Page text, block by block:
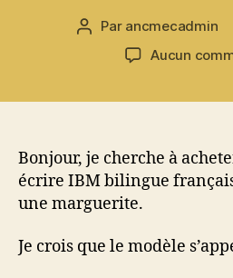
Auteur
l’article
Par ancmecadmin
Aucun
Bonjour, je cherche à
écrire IBM bilingue
une marguerite.
Je crois que le modèle